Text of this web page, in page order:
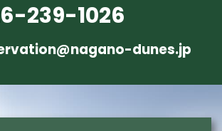
239-1026
dunes.jp